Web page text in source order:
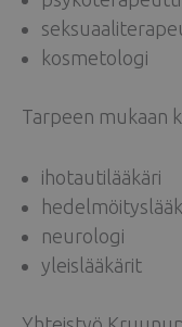
kosmetologi
Tarpeen mukaan
ihotautilääkäri
neurologi
yleislääkärit